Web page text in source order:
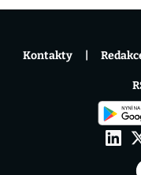
Kontakty